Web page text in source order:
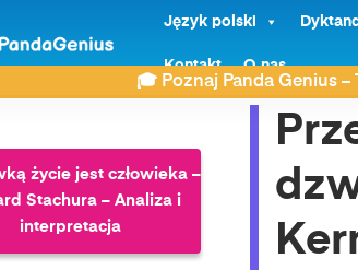
Język polski
Kontakt O nas
🎓 Poznaj Panda Genius
Wiersze Przed pierwszym dzwonkiem –
życie jest człowieka –
Stachura – Analiza i
interpretacja